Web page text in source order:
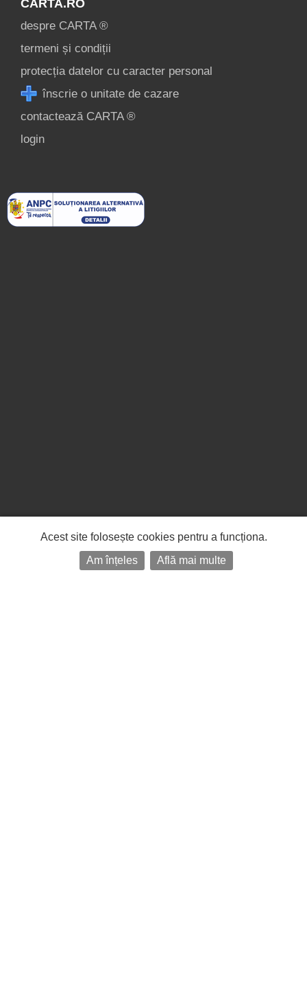
CARTA.RO
despre CARTA ®
termeni și condiții
protecția datelor cu caracter personal
înscrie o unitate de cazare
contactează CARTA ®
login
Acest site folosește cookies pentru a funcționa.
Am înțeles
Află mai multe